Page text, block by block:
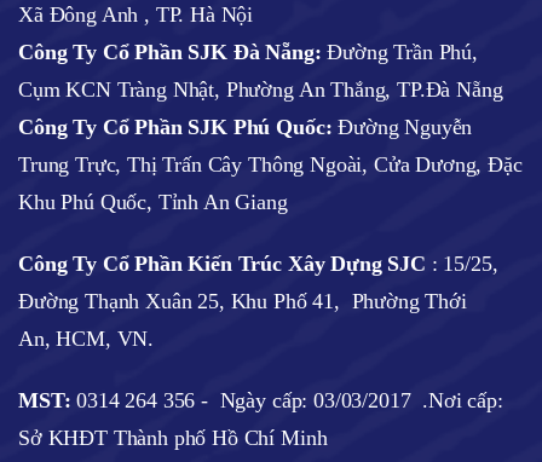
Xã Đông Anh , TP. Hà Nội
Công Ty Cổ Phần SJK Đà Nẵng: Đường Trần Phú,
Cụm KCN Tràng Nhật, Phường An Thắng, TP.Đà Nẵng
Công Ty Cổ Phần SJK Phú Quốc: Đường Nguyễn
Trung Trực, Thị Trấn Cây Thông Ngoài, Cửa Dương, Đặc
Khu Phú Quốc, Tỉnh An Giang
Công Ty Cổ Phần Kiến Trúc Xây Dựng SJC : 15/25,
Đường Thạnh Xuân 25, Khu Phố 41, Phường Thới
An, HCM, VN.
MST:0314 264 356 - Ngày cấp: 03/03/2017 .Nơi cấp:
Sở KHĐT Thành phố Hồ Chí Minh